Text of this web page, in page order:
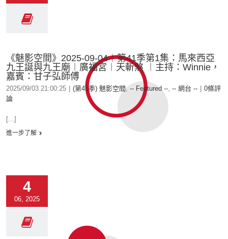
《魅影空間》2025-09-04︱第41季第1集：馬來西亞
九王誕與九王廟︱廣福宮︱天斬煞 ︱主持：Winnie，
嘉賓：甘子弘師傅
2025/09/03 21:00:25 (第41季) 魅影空間, -- Featured --, -- 網台 --
0條評
論
[...]
進一步了解
4
06, 2025